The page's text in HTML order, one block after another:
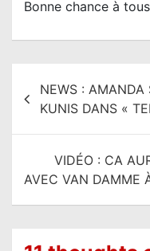
Bonne chance à
NEWS : AMANDA
KUNIS DANS «
VIDÉO : CA
AVEC VAN DAMME